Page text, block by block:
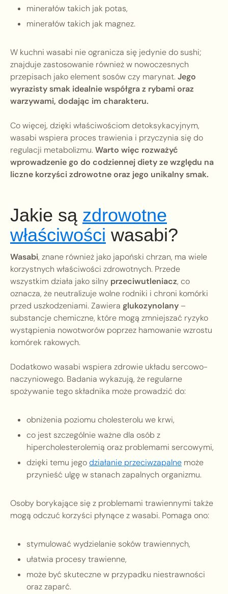
minerałów takich jak potas,
minerałów takich jak magnez.
W kuchni wasabi nie ogranicza się jedynie do sushi;
znajduje zastosowanie również w nowoczesnych
przepisach jako element sosów czy marynat.Jego
wyrazisty smak idealnie współgra z rybami oraz
warzywami, dodając im charakteru.
Co więcej, dzięki właściwościom detoksykacyjnym,
wasabi wspiera proces trawienia i przyczynia się do
regulacji metabolizmu.Warto więc rozważyć
wprowadzenie go do codziennej diety ze względu na
liczne korzyści zdrowotne oraz jego unikalny smak.
Jakie są zdrowotne
właściwości wasabi?
Wasabi, znane również jako japoński chrzan, ma wiele
korzystnych właściwości zdrowotnych. Przede
wszystkim działa jako silny przeciwutleniacz, co
oznacza, że neutralizuje wolne rodniki i chroni komórki
przed uszkodzeniami. Zawiera glukozynolany–
substancje chemiczne, które mogą zmniejszać ryzyko
wystąpienia nowotworów poprzez hamowanie wzrostu
komórek rakowych.
Dodatkowo wasabi wspiera zdrowie układu sercowo-
naczyniowego. Badania wykazują, że regularne
spożywanie tego składnika może prowadzić do:
obniżenia poziomu cholesterolu we krwi,
co jest szczególnie ważne dla osób z
hipercholesterolemią oraz problemami sercowymi,
dzięki temu jegodziałanie przeciwzapalne może
przynieść ulgę w stanach zapalnych organizmu.
Osoby borykające się z problemami trawiennymi także
mogą odczuć korzyści płynące z wasabi. Pomaga ono:
stymulować wydzielanie soków trawiennych,
ułatwia procesy trawienne,
może być skuteczne w przypadku niestrawności
oraz zaparć.